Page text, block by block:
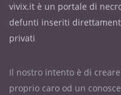
vivix.it è un portale di
defunti inseriti
privati
Il nostro intento è di
proprio caro od un